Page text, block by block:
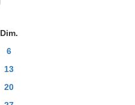
Dim.
6
13
20